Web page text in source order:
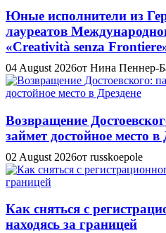
Юные исполнители из
лауреатов
«Creatività senza
04 August 2026от Нина Пеннер-
Возвращение
займет достойное место в
02 August 2026от russkoepole
Как сняться с
находясь за границей